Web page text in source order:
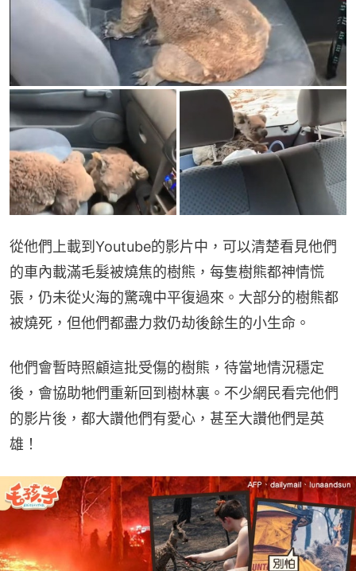
從他們上載到Youtube的影片中，可以清楚看見他們
的車內載滿毛髮被燒焦的樹熊，每隻樹熊都神情慌
張，仍未從火海的驚魂中平復過來。大部分的樹熊都
被燒死，但他們都盡力救仍劫後餘生的小生命。
他們會暫時照顧這批受傷的樹熊，待當地情況穩定
後，會協助牠們重新回到樹林裏。不少網民看完他們
的影片後，都大讚他們有愛心，甚至大讚他們是英
雄！